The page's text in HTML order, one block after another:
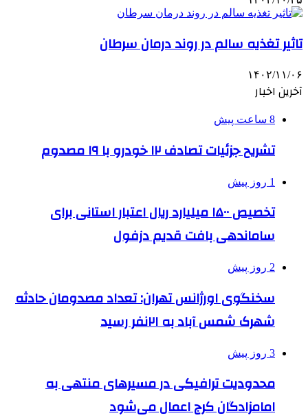
تاثیر تغذیه سالم در روند درمان سرطان
۱۴۰۲/۱۱/۰۶
آخرین اخبار
8 ساعت پیش
تشریح جزئیات تصادف ۱۲ خودرو با ۱۹ مصدوم
1 روز پیش
تخصیص ۱۵۰۰ میلیارد ریال اعتبار استانی برای
ساماندهی بافت قدیم دزفول
2 روز پیش
سخنگوی اورژانس تهران: تعداد مصدومان حادثه
شهرک شمس آباد به ۲۱نفر رسید
3 روز پیش
محدودیت ترافیکی در مسیرهای منتهی به
امامزادگان کرج اعمال می‌شود